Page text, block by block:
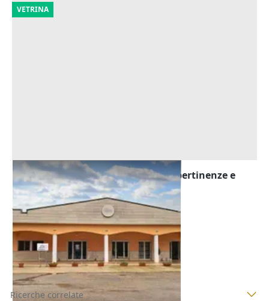
VETRINA
Asta Stabilimento produttivo con pertinenze e
terreno
Ceglie Messapica (Brindisi)
Offerta minima
706.299 €
08/10/2026
Ricerche correlate